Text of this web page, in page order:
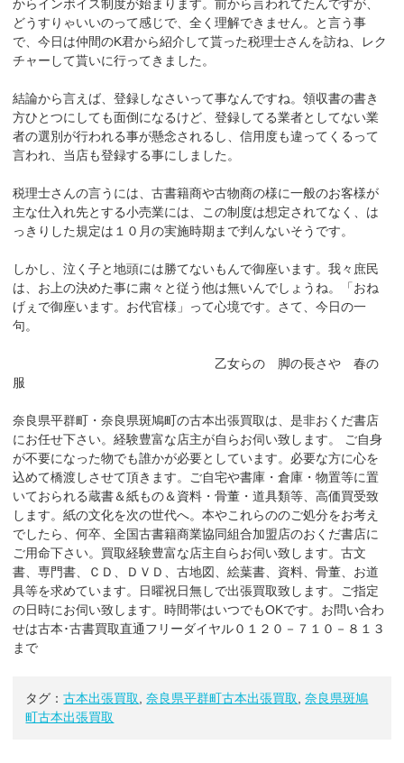
からインボイス制度が始まります。前から言われてたんですが、
どうすりゃいいのって感じで、全く理解できません。と言う事
で、今日は仲間のK君から紹介して貰った税理士さんを訪ね、レク
チャーして貰いに行ってきました。
結論から言えば、登録しなさいって事なんですね。領収書の書き
方ひとつにしても面倒になるけど、登録してる業者としてない業
者の選別が行われる事が懸念されるし、信用度も違ってくるって
言われ、当店も登録する事にしました。
税理士さんの言うには、古書籍商や古物商の様に一般のお客様が
主な仕入れ先とする小売業には、この制度は想定されてなく、は
っきりした規定は１０月の実施時期まで判んないそうです。
しかし、泣く子と地頭には勝てないもんで御座います。我々庶民
は、お上の決めた事に粛々と従う他は無いんでしょうね。「おね
げぇで御座います。お代官様」って心境です。さて、今日の一
句。
乙女らの 脚の長さや 春の
服
奈良県平群町・奈良県斑鳩町の古本出張買取は、是非おくだ書店
にお任せ下さい。経験豊富な店主が自らお伺い致します。 ご自身
が不要になった物でも誰かが必要としています。必要な方に心を
込めて橋渡しさせて頂きます。ご自宅や書庫・倉庫・物置等に置
いておられる蔵書＆紙もの＆資料・骨董・道具類等、高価買受致
します。紙の文化を次の世代へ。本やこれらののご処分をお考え
でしたら、何卒、全国古書籍商業協同組合加盟店のおくだ書店に
ご用命下さい。買取経験豊富な店主自らお伺い致します。古文
書、専門書、ＣＤ、ＤＶＤ、古地図、絵葉書、資料、骨董、お道
具等を求めています。日曜祝日無しで出張買取致します。ご指定
の日時にお伺い致します。時間帯はいつでもOKです。お問い合わ
せは古本･古書買取直通フリーダイヤル０１２０－７１０－８１３
まで
タグ：古本出張買取 ,奈良県平群町古本出張買取 ,奈良県斑鳩
町古本出張買取